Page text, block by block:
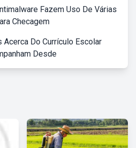
Fazem Uso De Várias
Checagem
Do Currículo Escolar
Desde